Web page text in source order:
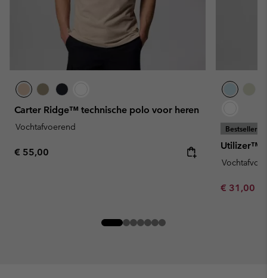
Carter Ridge™ technische polo voor heren
Vochtafvoerend
Regular price:
€ 55,00
Bestseller
Utilizer™
Minimum
€ 31,00